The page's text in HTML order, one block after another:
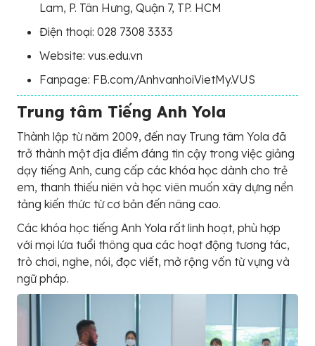
Lam, P. Tân Hưng, Quận 7, TP. HCM
Điện thoại: 028 7308 3333
Website: vus.edu.vn
Fanpage: FB.com/AnhvanhoiVietMy.VUS
Trung tâm Tiếng Anh Yola
Thành lập từ năm 2009, đến nay Trung tâm Yola đã
trở thành một địa điểm đáng tin cậy trong việc giảng
dạy tiếng Anh, cung cấp các khóa học dành cho trẻ
em, thanh thiếu niên và học viên muốn xây dựng nền
tảng kiến thức từ cơ bản đến nâng cao.
Các khóa học tiếng Anh Yola rất linh hoạt, phù hợp
với mọi lứa tuổi thông qua các hoạt động tương tác,
trò chơi, nghe, nói, đọc viết, mở rộng vốn từ vựng và
ngữ pháp.